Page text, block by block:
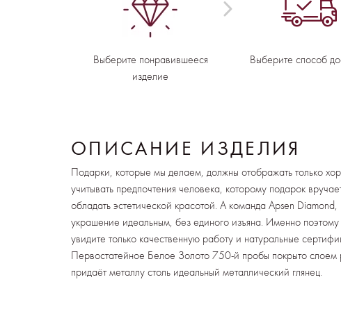
Выберите понравившееся
изделие
Выберите способ
ОПИСАНИЕ ИЗДЕЛИЯ
Подарки, которые мы делаем, должны отображать только
учитывать предпочтения человека, которому подарок
обладать эстетической красотой. А команда Apsen
украшение идеальным, без единого изъяна. Именно
увидите только качественную работу и натуральные
Первостатейное Белое Золото 750-й пробы покрыто слоем
придаёт металлу столь идеальный металлический глянец.